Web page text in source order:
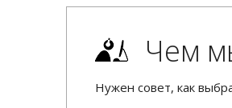
Чем
Нужен совет, как